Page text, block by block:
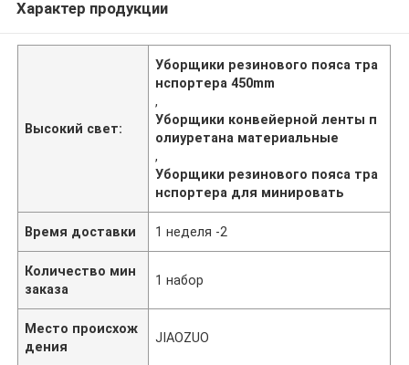
Характер продукции
Высокий свет:
Уборщики резинового пояса тра
нспортера 450mm
,
Уборщики конвейерной ленты п
олиуретана материальные
,
Уборщики резинового пояса тра
нспортера для минировать
Время доставки 1 неделя -2
Количество мин
заказа
1 набор
Место происхож
дения
JIAOZUO